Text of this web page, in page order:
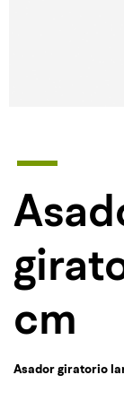
Asador eléctrico
cm
Asador giratorio